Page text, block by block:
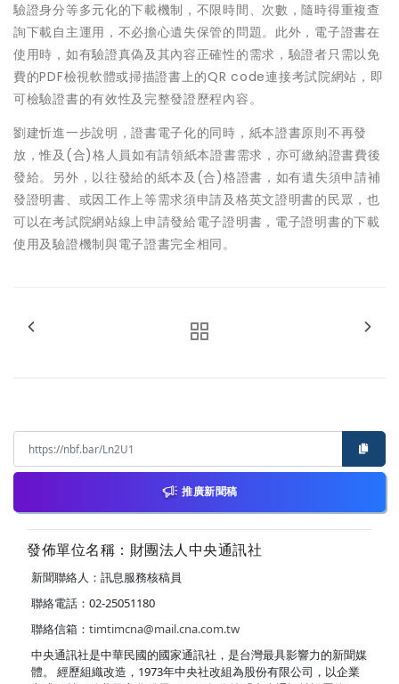
驗證身分等多元化的下載機制，不限時間、次數，隨時得重複查
詢下載自主運用，不必擔心遺失保管的問題。此外，電子證書在
使用時，如有驗證真偽及其內容正確性的需求，驗證者只需以免
費的PDF檢視軟體或掃描證書上的QR code連接考試院網站，即
可檢驗證書的有效性及完整發證歷程內容。
劉建忻進一步說明，證書電子化的同時，紙本證書原則不再發
放，惟及(合)格人員如有請領紙本證書需求，亦可繳納證書費後
發給。另外，以往發給的紙本及(合)格證書，如有遺失須申請補
發證明書、或因工作上等需求須申請及格英文證明書的民眾，也
可以在考試院網站線上申請發給電子證明書，電子證明書的下載
使用及驗證機制與電子證書完全相同。
推廣新聞稿
發佈單位名稱：財團法人中央通訊社
新聞聯絡人：訊息服務核稿員
聯絡電話：02-25051180
聯絡信箱： timtimcna@mail.cna.com.tw
中央通訊社是中華民國的國家通訊社，是台灣最具影響力的新聞媒
體。 經歷組織改造，1973年中央社改組為股份有限公司，以企業